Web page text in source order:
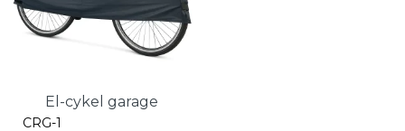
El-cykel garage
CRG-1